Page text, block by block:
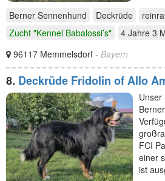
Berner Sennenhund Deckrüde
Zucht "Kennel Babalossi’s"
4 Jahre 3
96117 Memmelsdorf - Bayern
8. Deckrüde Fridolin of Allo
FCI
einer
ist